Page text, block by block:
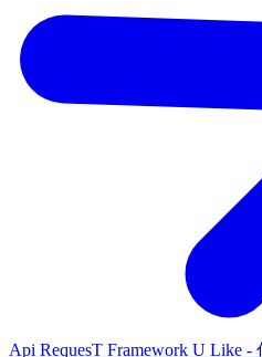
Api RequesT Framework U Like